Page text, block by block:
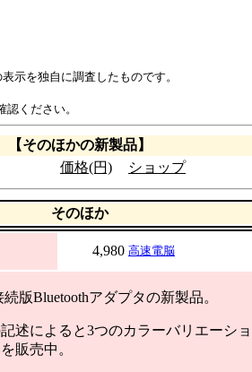
示を独自に調査したものです。
ください。
【そのほかの新製品】
価格(円) ショップ
そのほか
4,980 高速電脳
版Bluetoothアダプタの新製品。
述によると3つのカラーバリエーショ
販売中。